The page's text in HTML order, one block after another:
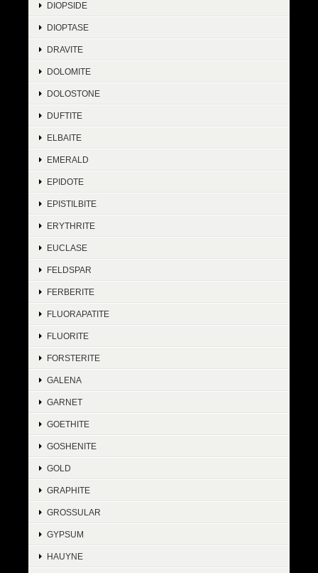
DIOPSIDE
DIOPTASE
DRAVITE
DOLOMITE
DOLOSTONE
DUFTITE
ELBAITE
EMERALD
EPIDOTE
EPISTILBITE
ERYTHRITE
EUCLASE
FELDSPAR
FERBERITE
FLUORAPATITE
FLUORITE
FORSTERITE
GALENA
GARNET
GOETHITE
GOSHENITE
GOLD
GRAPHITE
GROSSULAR
GYPSUM
HAUYNE